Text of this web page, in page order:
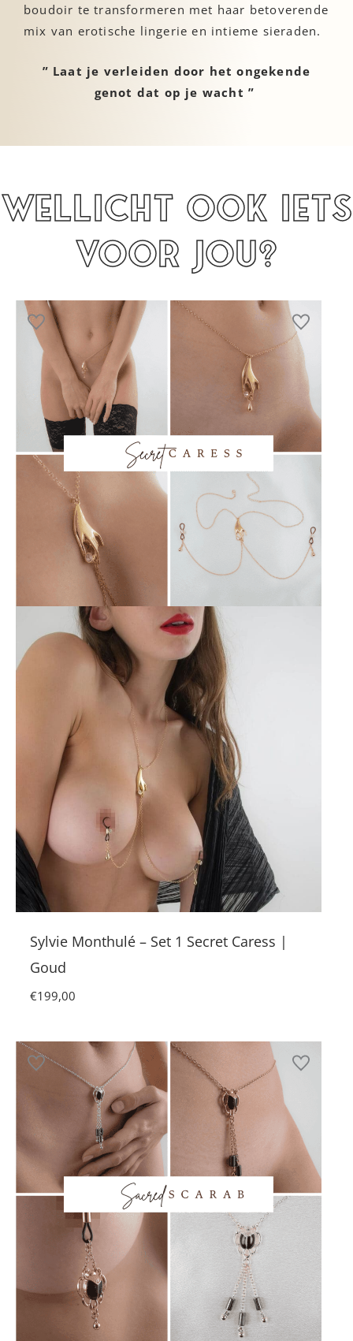
boudoir te transformeren met haar betoverende
mix van erotische lingerie en intieme sieraden.
” Laat je verleiden door het ongekende
genot dat op je wacht ”
Wellicht ook iets
voor jou?
Sylvie Monthulé – Set 1 Secret Caress |
Goud
€199,00